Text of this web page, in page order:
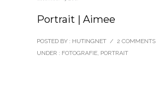
Portrait | Aimee
POSTED BY : HUTINGNET / 2 COMMENTS
UNDER : FOTOGRAFIE, PORTRAIT